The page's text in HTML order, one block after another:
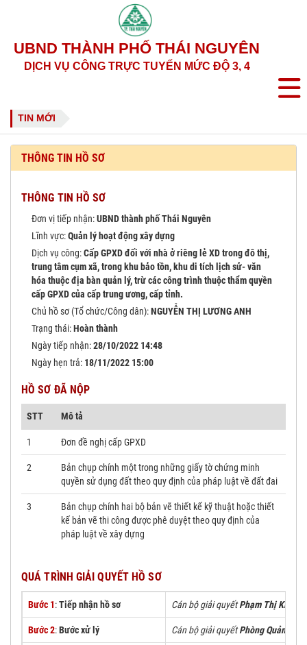
UBND THÀNH PHỐ THÁI NGUYÊN
DỊCH VỤ CÔNG TRỰC TUYẾN MỨC ĐỘ 3, 4
TIN MỚI
THÔNG TIN HỒ SƠ
THÔNG TIN HỒ SƠ
Đơn vị tiếp nhận:UBND thành phố Thái Nguyên
Lĩnh vực:Quản lý hoạt động xây dựng
Dịch vụ công:Cấp GPXD đối với nhà ở riêng lẻ XD trong đô thị,
trung tâm cụm xã, trong khu bảo tồn, khu di tích lịch sử- văn
hóa thuộc địa bàn quản lý, trừ các công trình thuộc thẩm quyền
cấp GPXD của cấp trung ương, cấp tỉnh.
Chủ hồ sơ (Tổ chức/Công dân):NGUYỄN THỊ LƯƠNG ANH
Trạng thái:Hoàn thành
Ngày tiếp nhận:28/10/2022 14:48
Ngày hẹn trả: 18/11/2022 15:00
HỒ SƠ ĐÃ NỘP
STT Mô tả
1 Đơn đề nghị cấp GPXD
2
Bản chụp chính một trong những giấy tờ chứng minh
quyền sử dụng đất theo quy định của pháp luật về đất đai
3
Bản chụp chính hai bộ bản vẽ thiết kế kỹ thuật hoặc thiết
kế bản vẽ thi công được phê duyệt theo quy định của
pháp luật về xây dựng
QUÁ TRÌNH GIẢI QUYẾT HỒ SƠ
Bước 1:Tiếp nhận hồ sơ Cán bộ giải quyếtPhạm Thị Kiều
Bước 2:Bước xử lý Cán bộ giải quyếtPhòng Quản Lý